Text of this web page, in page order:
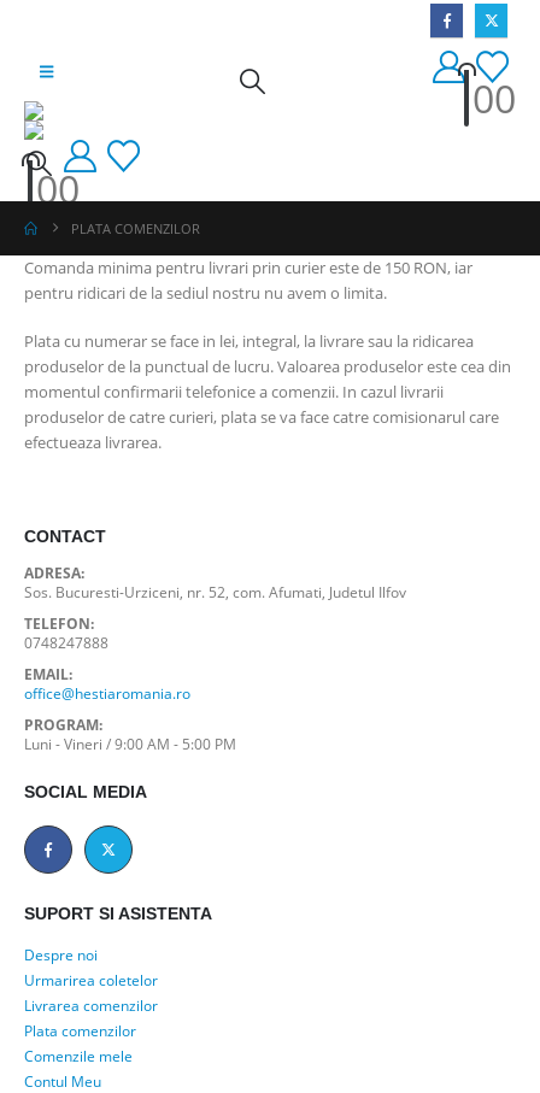
00
00
PLATA COMENZILOR
Comanda minima pentru livrari prin curier este de 150 RON, iar
pentru ridicari de la sediul nostru nu avem o limita.
Plata cu numerar se face in lei, integral, la livrare sau la ridicarea
produselor de la punctual de lucru. Valoarea produselor este cea din
momentul confirmarii telefonice a comenzii. In cazul livrarii
produselor de catre curieri, plata se va face catre comisionarul care
efectueaza livrarea.
CONTACT
ADRESA:
Sos. Bucuresti-Urziceni, nr. 52, com. Afumati, Judetul Ilfov
TELEFON:
0748247888
EMAIL:
office@hestiaromania.ro
PROGRAM:
Luni - Vineri / 9:00 AM - 5:00 PM
SOCIAL MEDIA
SUPORT SI ASISTENTA
Despre noi
Urmarirea coletelor
Livrarea comenzilor
Plata comenzilor
Comenzile mele
Contul Meu